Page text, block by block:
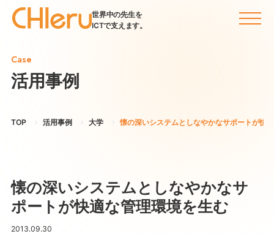
世界中の先生を
ICTで支えます。
Case
活用事例
TOP 活用事例 大学 懐の深いシステムとしなやかなサポートが快
懐の深いシステムとしなやかなサ
ポートが快適な管理環境を生む
2013.09.30